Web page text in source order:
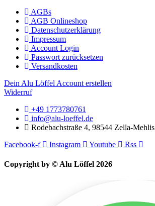
AGBs
AGB Onlineshop
Datenschutzerklärung
Impressum
Account Login
Passwort zurücksetzen
Versandkosten
Dein Alu Löffel Account erstellen
Widerruf
+49 1773780761
info@alu-loeffel.de
Rodebachstraße 4, 98544 Zella-Mehlis
Facebook-f
Instagram Youtube Rss
Copyright by © Alu Löffel 2026